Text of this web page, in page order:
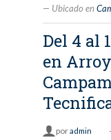
Ubicado en
Del 4 al
en
poradmin